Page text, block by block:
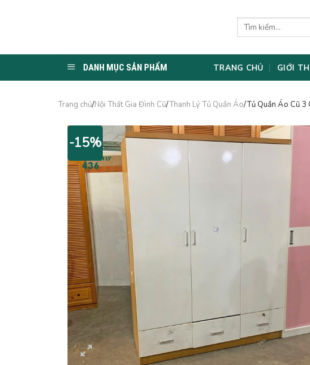
Tìm
DANH MỤC SẢN PHẨM TRANG CHỦ GIỚI
Trang chủ/Nội Thất Gia Đình Cũ/Thanh Lý Tủ Quần Áo/Tủ Quần Áo Cũ 3
-15%